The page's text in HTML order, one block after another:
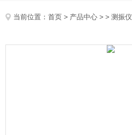
当前位置：首页 > 产品中心 > >测振仪